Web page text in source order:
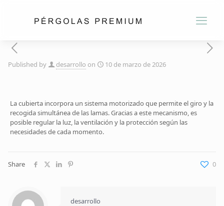
Published by desarrollo on 10 de marzo de 2026
La cubierta incorpora un sistema motorizado que permite el giro y la
recogida simultánea de las lamas. Gracias a este mecanismo, es
posible regular la luz, la ventilación y la protección según las
necesidades de cada momento.
Share 0
desarrollo